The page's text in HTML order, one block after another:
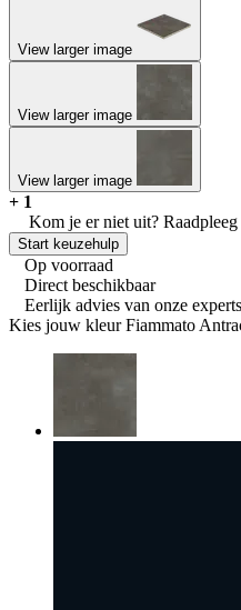
View larger image
View larger image
View larger image
+ 1
Kom je er niet uit?
Start keuzehulp
Op voorraad
Direct beschikbaar
Eerlijk advies van onze experts
Kies jouw kleur Fiammato